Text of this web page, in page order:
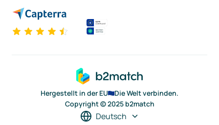
Hergestellt in der EU
Die Welt verbinden.
Copyright © 2025 b2match
Deutsch